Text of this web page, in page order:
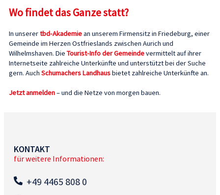
Wo findet das Ganze statt?
In unserertbd-Akademiean unserem Firmensitz in Friedeburg, einer
Gemeinde im Herzen Ostfrieslands zwischen Aurich und
Wilhelmshaven. DieTourist-Info der Gemeindevermittelt auf ihrer
Internetseite zahlreiche Unterkünfte und unterstützt bei der Suche
gern. Auch Schumachers Landhausbietet zahlreiche Unterkünfte an.
Jetzt anmelden– und die Netze von morgen bauen.
KONTAKT
für weitere Informationen:
+49 4465 808 0